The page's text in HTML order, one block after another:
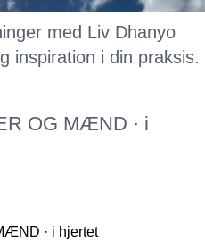
med Liv Dhanyo
inspiration i din praksis.
OG MÆND · i
· i hjertet